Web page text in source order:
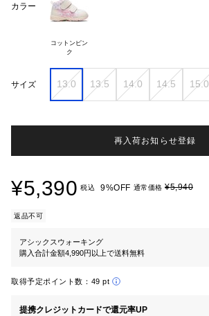
カラー
コットンピン
サイズ 13.0 13.5 14.0 14.5 15.0
再入荷お知らせ登録
¥5,390 税込 9%OFF 通常価格 ¥5,940
返品不可
アシックスウォーキング
購入合計金額4,990円以上で送料無料
取得予定ポイント数： 49 pt
提携クレジットカードで還元率UP